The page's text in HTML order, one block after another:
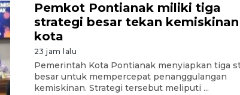
Pemkot Pontianak miliki tiga
strategi besar tekan kemiskinan
kota
23 jam lalu
Pemerintah Kota Pontianak menyiapkan tiga
besar untuk mempercepat penanggulangan
kemiskinan. Strategi tersebut meliputi ...